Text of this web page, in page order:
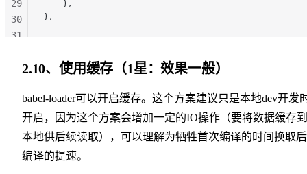
    },
},
29
30
31
2.10、使用缓存（1星：效果一般）
babel-loader可以开启缓存。这个方案建议只是本地dev开发
开启，因为这个方案会增加一定的IO操作（要将数据缓存到
本地供后续读取），可以理解为牺牲首次编译的时间换取
编译的提速。